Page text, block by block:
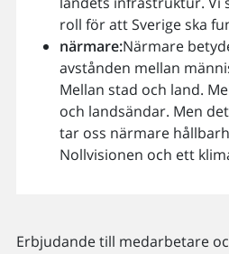
roll för att Sverige ska
närmare:Närmare
avstånden mellan
Mellan stad och land.
och landsändar. Men
tar oss närmare
Nollvisionen och ett
Erbjudande till medarbetare